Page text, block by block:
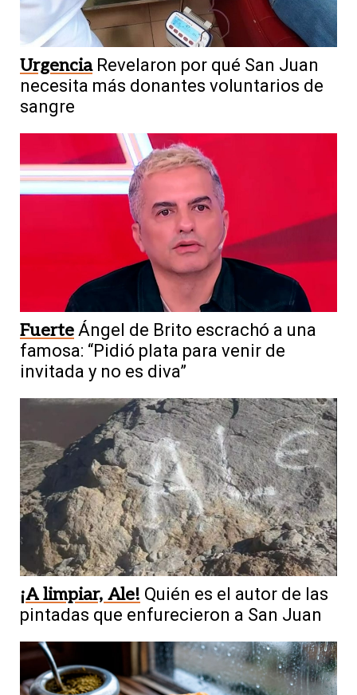
Urgencia Revelaron por qué San Juan
necesita más donantes voluntarios de
sangre
Fuerte Ángel de Brito escrachó a una
famosa: “Pidió plata para venir de
invitada y no es diva”
¡A limpiar, Ale! Quién es el autor de las
pintadas que enfurecieron a San Juan